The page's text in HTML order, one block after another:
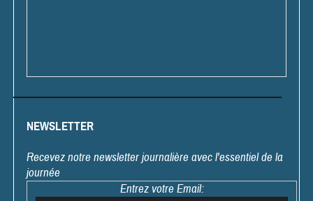
NEWSLETTER
Recevez notre newsletter journalière avec l'essentiel de la
journée
Entrez votre Email: